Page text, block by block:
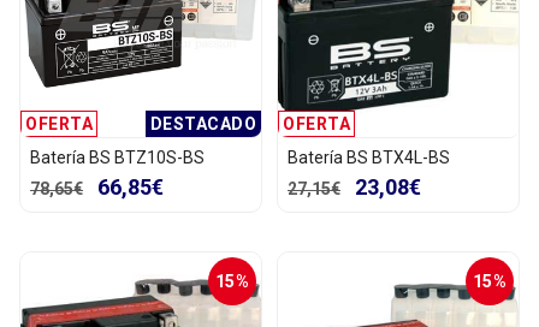
OFERTA
DESTACADO
Batería BS BTZ10S-BS
78,65€
66,85€
OFERTA
Batería BS BTX4L-BS
27,15€
23,08€
15% 15%